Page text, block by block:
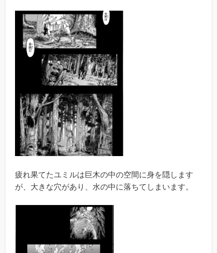
疲れ果てたユミルは巨木の中の空間に身を隠します
が、大きな穴があり、水の中に落ちてしまいます。